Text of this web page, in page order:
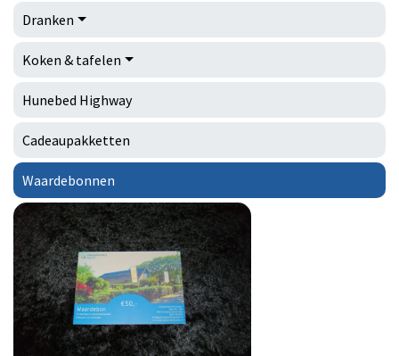
Dranken
Koken & tafelen
Hunebed Highway
Cadeaupakketten
Waardebonnen